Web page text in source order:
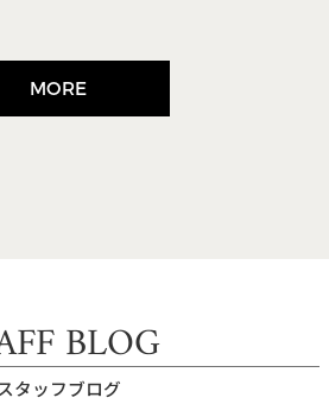
MORE
BLOG
スタッフブログ